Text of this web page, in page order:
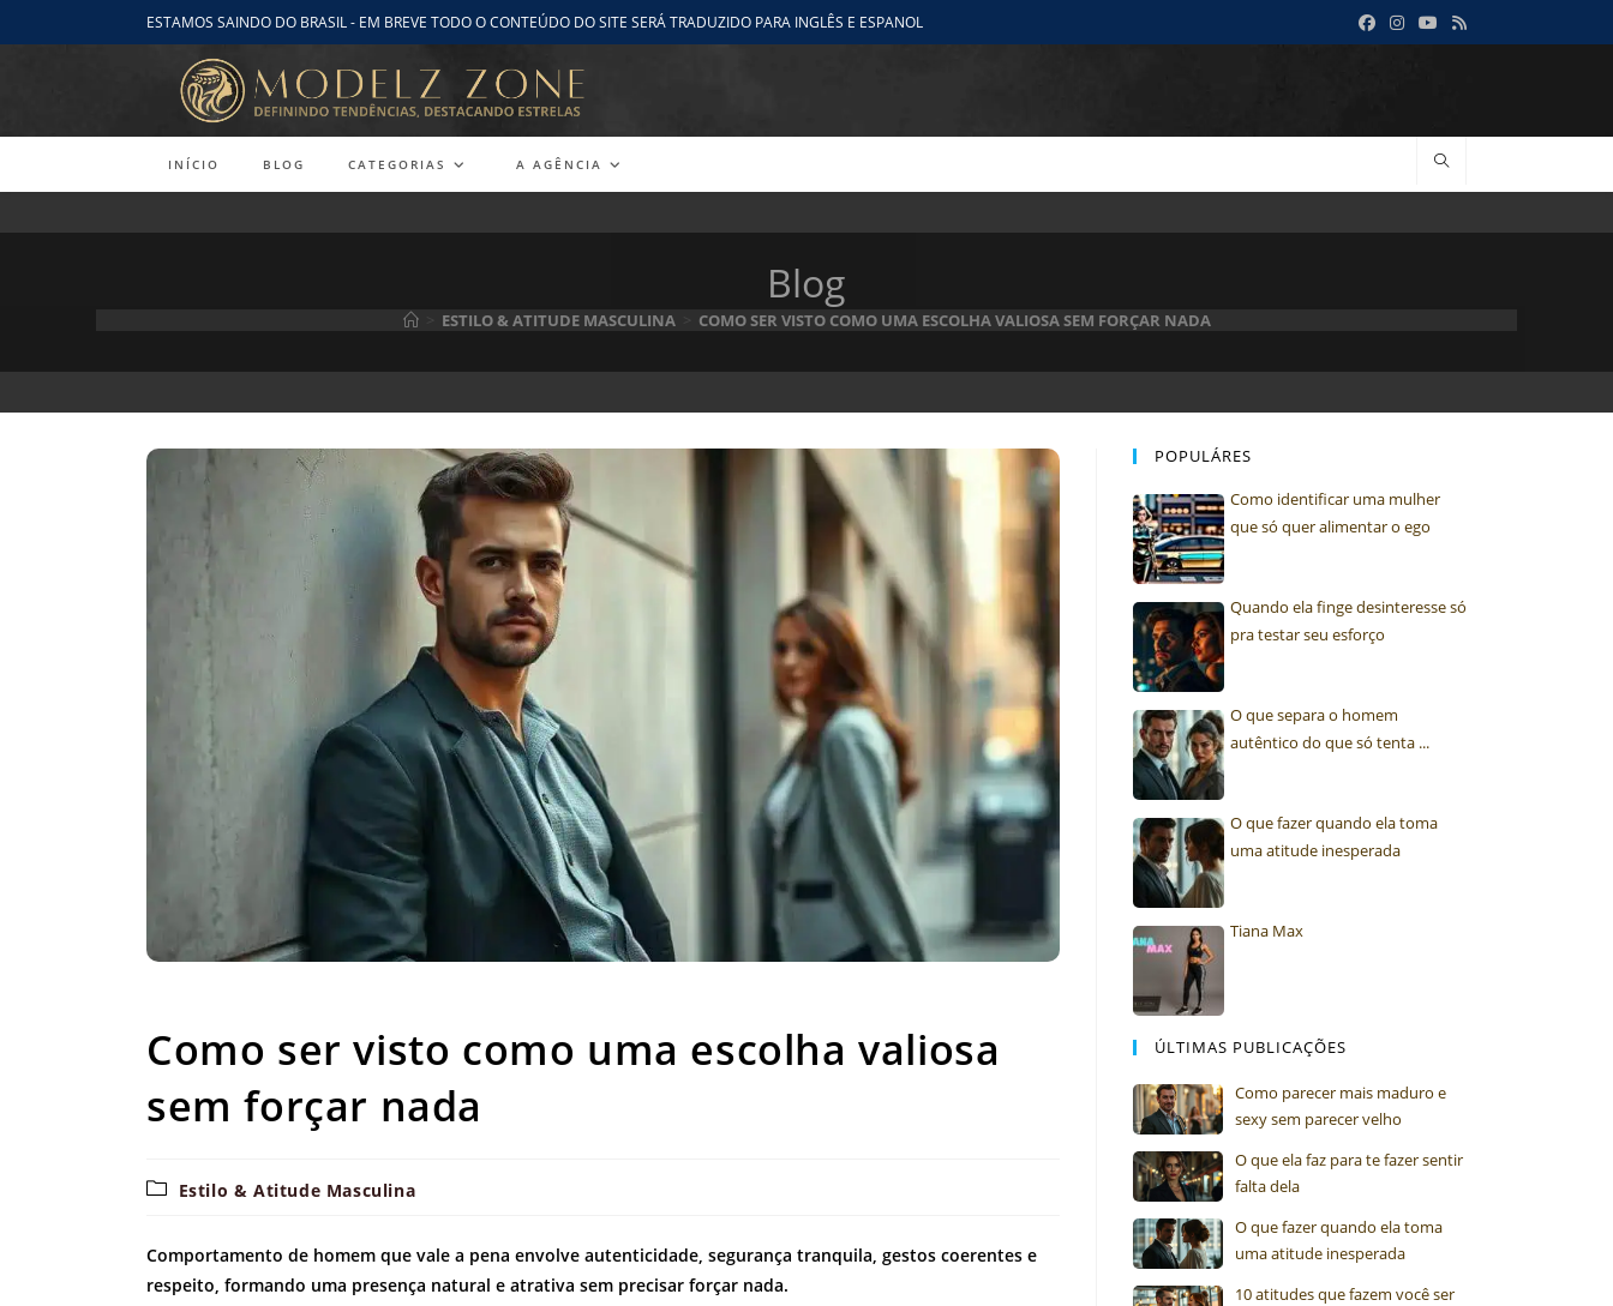
para
ESTAMOS SAINDO DO BRASIL - EM BREVE TODO O CONTEÚDO DO SITE SERÁ TRADUZIDO PARA INGLÊS E ESPANOL
INÍCIO BLOG CATEGORIAS A AGÊNCIA
Blog
ESTILO & ATITUDE MASCULINA COMO SER VISTO COMO UMA ESCOLHA VALIOSA SEM FORÇAR NADA
Como ser visto como uma escolha valiosa
sem forçar nada
Categoria
Estilo & Atitude Masculina
Comportamento de homem que vale a pena envolve autenticidade, segurança tranquila, gestos coerentes e
respeito, formando uma presença natural e atrativa sem precisar forçar nada.
POPULÁRES
Como identificar uma mulher
que só quer alimentar o ego
Quando ela finge desinteresse só
pra testar seu esforço
O que separa o homem
autêntico do que só tenta ...
O que fazer quando ela toma
uma atitude inesperada
Tiana Max
ÚLTIMAS PUBLICAÇÕES
Como parecer mais maduro e
sexy sem parecer velho
O que ela faz para te fazer sentir
falta dela
O que fazer quando ela toma
uma atitude inesperada
10 atitudes que fazem você ser